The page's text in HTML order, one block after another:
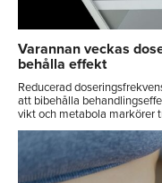
Varannan veckas
behålla effekt
Reducerad
att bibehålla
vikt och metabola markörer